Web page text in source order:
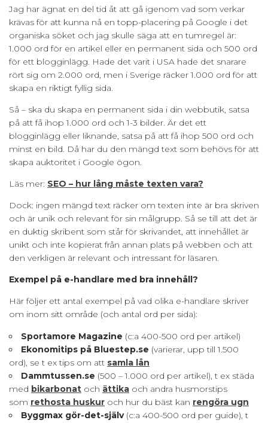
Jag har ägnat en del tid åt att gå igenom vad som verkar
krävas för att kunna nå en topp-placering på Google i det
organiska söket och jag skulle säga att en tumregel är:
1.000 ord för en artikel eller en permanent sida och 500 ord
för ett blogginlägg. Hade det varit i USA hade det snarare
rört sig om 2.000 ord, men i Sverige räcker 1.000 ord för att
skapa en riktigt fyllig sida.
Så – ska du skapa en permanent sida i din webbutik, satsa
på att få ihop 1.000 ord och 1-3 bilder. Är det ett
blogginlägg eller liknande, satsa på att få ihop 500 ord och
minst en bild. Då har du den mängd text som behövs för att
skapa auktoritet i Google ögon.
Läs mer: SEO – hur lång måste texten vara?
Dock: ingen mängd text räcker om texten inte är bra skriven
och är unik och relevant för sin målgrupp. Så se till att det är
en duktig skribent som står för skrivandet, att innehållet är
unikt och inte kopierat från annan plats på webben och att
den verkligen är relevant och intressant för läsaren.
Exempel på e-handlare med bra innehåll?
Här följer ett antal exempel på vad olika e-handlare skriver
om inom sitt område (och antal ord per sida):
Sportamore Magazine (c:a 400-500 ord per artikel)
Ekonomitips på Bluestep.se (varierar, upp till 1.500
ord), se t ex tips om att samla lån
Dammtussen.se (500 – 1.000 ord per artikel), t ex städa
med bikarbonat och ättika och andra husmorstips
som rethosta huskur och hur du bäst kan rengöra ugn
Byggmax gör-det-själv(c:a 400-500 ord per guide), t